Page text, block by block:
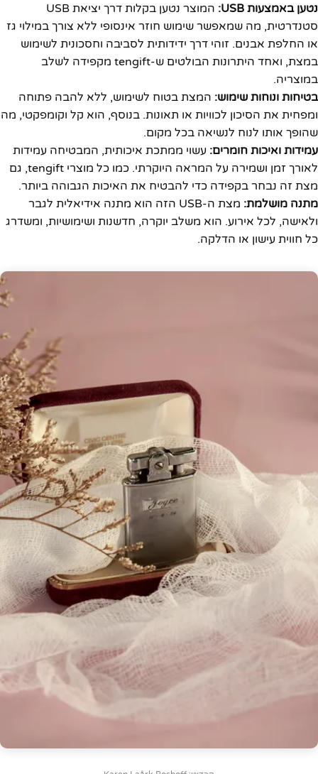
נטען באמצעות USB:
המוצר נטען בקלות דרך יציאת USB
סטנדרטית, מה שמאפשר שימוש חוזר אינסופי ללא צורך במילוי גז
או החלפת אבנים. זוהי דרך ידידותית לסביבה וחסכונית לשימוש
במצת, ואחד היתרונות הבולטים ש-tengift מקפידה לשלב
במוצריה.
בטיחות ונוחות שימוש: המצת בטוח לשימוש, ללא להבה פתוחה
ומפחית את הסיכון לכוויות או תאונות. בנוסף, הוא קל וקומפקטי, מה
שהופך אותו לנוח לנשיאה בכל מקום.
עמידות ואיכות חומרים: עשוי ממתכת איכותית, המבטיחה עמידות
לאורך זמן ושמירה על המראה היוקרתי. כמו כל מוצרי tengift, גם
מצת זה נבחר בקפידה כדי להבטיח את האיכות הגבוהה ביותר.
מתנה מושלמת:
מצת ה-USB הזה הוא מתנה אידיאלית לגבר
ולאישה, לכל אירוע. הוא משלב יוקרה, חדשנות ושימושיות, ומשדרג
כל חווית עישון או הדלקה.